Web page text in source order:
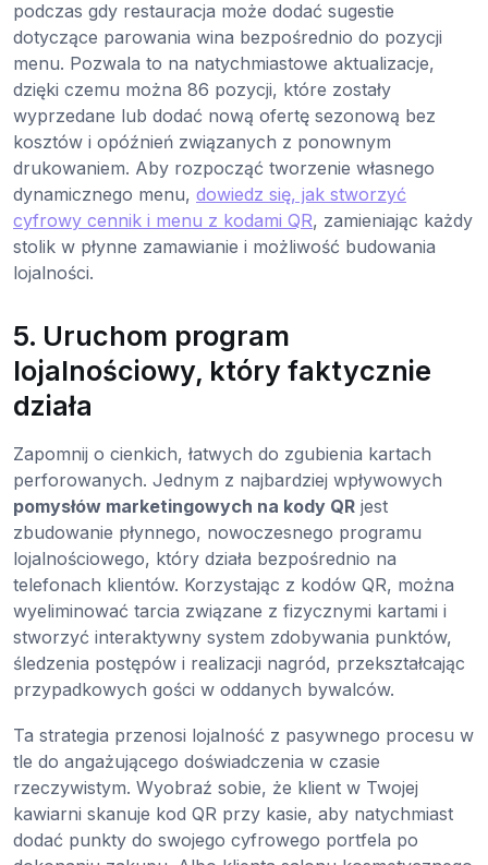
podczas gdy restauracja może dodać sugestie
dotyczące parowania wina bezpośrednio do pozycji
menu. Pozwala to na natychmiastowe aktualizacje,
dzięki czemu można 86 pozycji, które zostały
wyprzedane lub dodać nową ofertę sezonową bez
kosztów i opóźnień związanych z ponownym
drukowaniem. Aby rozpocząć tworzenie własnego
dynamicznego menu, dowiedz się, jak stworzyć
cyfrowy cennik i menu z kodami QR, zamieniając każdy
stolik w płynne zamawianie i możliwość budowania
lojalności.
5. Uruchom program
lojalnościowy, który faktycznie
działa
Zapomnij o cienkich, łatwych do zgubienia kartach
perforowanych. Jednym z najbardziej wpływowych
pomysłów marketingowych na kody QR jest
zbudowanie płynnego, nowoczesnego programu
lojalnościowego, który działa bezpośrednio na
telefonach klientów. Korzystając z kodów QR, można
wyeliminować tarcia związane z fizycznymi kartami i
stworzyć interaktywny system zdobywania punktów,
śledzenia postępów i realizacji nagród, przekształcając
przypadkowych gości w oddanych bywalców.
Ta strategia przenosi lojalność z pasywnego procesu w
tle do angażującego doświadczenia w czasie
rzeczywistym. Wyobraź sobie, że klient w Twojej
kawiarni skanuje kod QR przy kasie, aby natychmiast
dodać punkty do swojego cyfrowego portfela po